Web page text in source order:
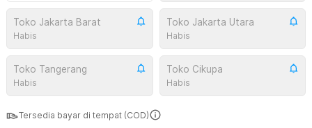
Toko Jakarta Barat
Habis
Toko Jakarta Utara
Habis
Toko Tangerang
Habis
Toko Cikupa
Habis
Tersedia bayar di tempat (COD)